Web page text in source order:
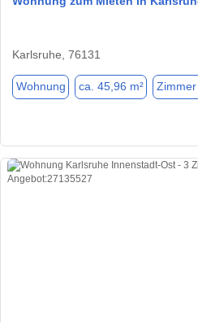
Karlsruhe, 76131
Wohnung ca. 45,96 m² Zimmer